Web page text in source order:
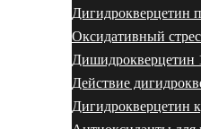
Дигидрокверцетин
Оксидативный
Дишидрокверцетин
Действие
Дигидрокверцетин